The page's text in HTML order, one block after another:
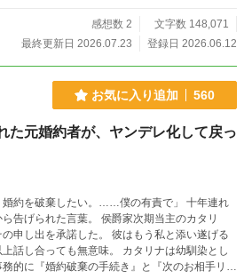
感想数 2
文字数 148,071
最終更新日 2026.07.23
登録日 2026.06.12
お気に入り追加 560
た元婚約者が、ヤンデレ化して戻っ
婚約を破棄したい。……僕の有責で」 十年連れ
告げられた言葉。 侯爵家次期当主のカタリ
申し出を承諾した。 彼はもう私と添い遂げる
話し合っても無意味。 カタリナは幼馴染とし
的に『婚約破棄の手続き』と『次のお相手リス